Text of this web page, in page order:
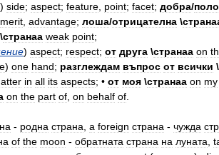
) side; aspect; feature point; facet; добра/
merit advantage; лоша/отрицателна \
странаа weak point;
) aspect; respect; от друга \странаа on
) one hand; разглеждам въпрос от всички \
in all its aspects; • от моя \странаа on my
on the part of on behalf of
- родна страна а foreign страна - чужда
of the moon - обратната страна на луната